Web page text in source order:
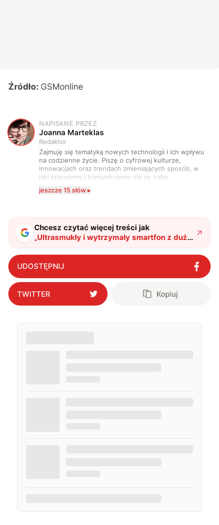
Źródło: GSMonline
J
NAPISANE PRZEZ
Joanna Marteklas
Redaktor
Zajmuję się tematyką nowych technologii i ich wpływu
na codzienne życie. Piszę o cyfrowej kulturze,
innowacjach oraz trendach zmieniających sposób, w
jaki pracujemy i komunikujemy się ze sobą.
technologii a współczesną popkulturą. W wolnych
jeszcze 15 słów ▸
Chcesz czytać więcej treści jak
„Ultrasmukły i wytrzymały smartfon z dużą
baterią? Oto Nubia Air Pro"?
UDOSTĘPNIJ
TWITTER Kopiuj